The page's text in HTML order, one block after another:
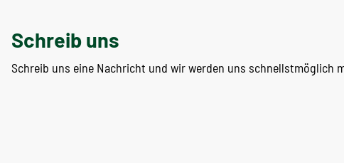
Schreib uns
Schreib uns eine Nachricht und wir werden uns schnellstmöglich